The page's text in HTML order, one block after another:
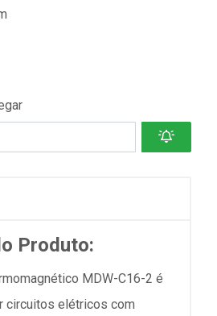
Produto:
MDW-C16-2 é
circuitos elétricos com